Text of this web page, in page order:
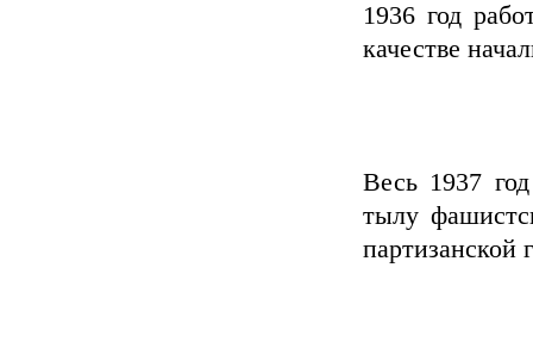
1936 год
качестве
Весь 1937
тылу
партизанской